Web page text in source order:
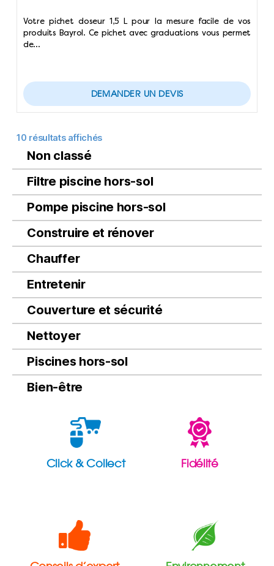
Votre pichet doseur 1,5 L pour la mesure facile de vos
produits Bayrol. Ce pichet avec graduations vous permet
de…
DEMANDER UN DEVIS
10 résultats affichés
Non classé
Filtre piscine hors-sol
Pompe piscine hors-sol
Construire et rénover
Chauffer
Entretenir
Couverture et sécurité
Nettoyer
Piscines hors-sol
Bien-être
Click & Collect Fidélité